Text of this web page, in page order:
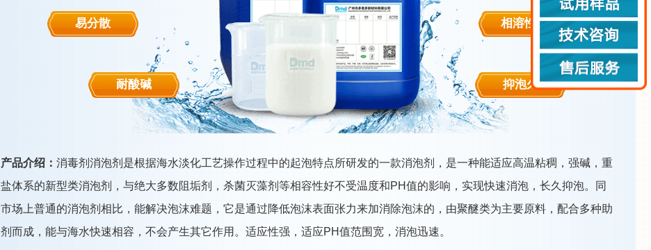
易分散
耐酸碱
相溶性好
抑泡久
产品介绍： 消毒剂消泡剂是根据海水淡化工艺操作过程中的起泡特点所研发的一款消泡剂，是一种能适应高温粘稠，强碱，重
盐体系的新型类消泡剂，与绝大多数阻垢剂，杀菌灭藻剂等相容性好不受温度和PH值的影响，实现快速消泡，长久抑泡。同
市场上普通的消泡剂相比，能解决泡沫难题，它是通过降低泡沫表面张力来加消除泡沫的，由聚醚类为主要原料，配合多种助
剂而成，能与海水快速相容，不会产生其它作用。适应性强，适应PH值范围宽，消泡迅速。